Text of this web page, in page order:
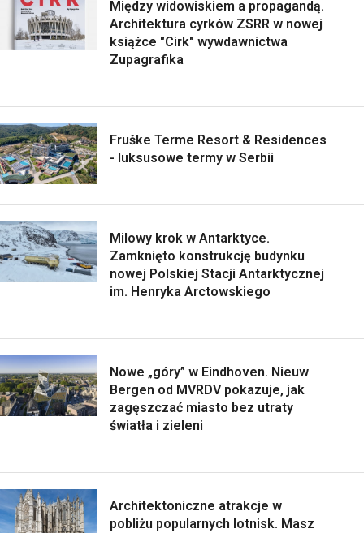
Między widowiskiem a propagandą.
Architektura cyrków ZSRR w nowej
książce "Cirk" wywdawnictwa
Zupagrafika
Fruške Terme Resort & Residences
- luksusowe termy w Serbii
Milowy krok w Antarktyce.
Zamknięto konstrukcję budynku
nowej Polskiej Stacji Antarktycznej
im. Henryka Arctowskiego
Nowe „góry” w Eindhoven. Nieuw
Bergen od MVRDV pokazuje, jak
zagęszczać miasto bez utraty
światła i zieleni
Architektoniczne atrakcje w
pobliżu popularnych lotnisk. Masz